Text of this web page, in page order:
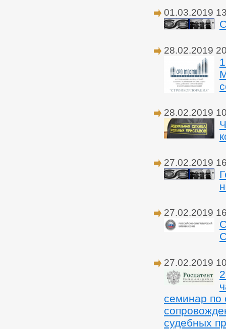
01.03.2019
28.02.2019
28.02.2019
27.02.2019
27.02.2019
27.02.2019
семинар по
судебных